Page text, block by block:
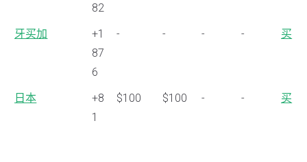
82
牙买加
+1
87
6
- - - - 买
日本
+8
1
$100 $100 - - 买